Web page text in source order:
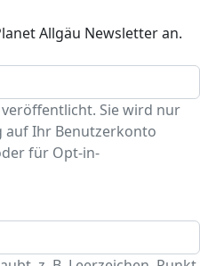
Allgäu Newsletter an.
Sie wird nur
auf Ihr Benutzerkonto
für Opt-in-